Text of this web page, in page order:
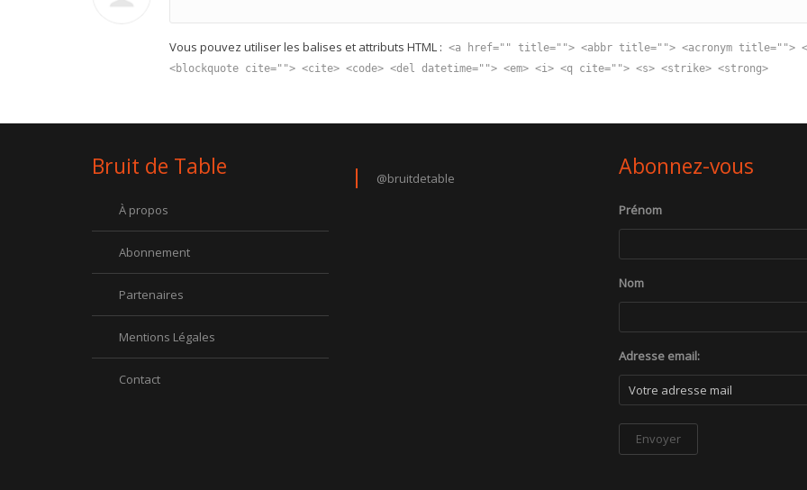
Vous pouvez utiliser les balises et attributs HTML : <a href="" title=""> <abbr title=""> <acronym title="">
<blockquote cite=""> <cite> <code> <del datetime=""> <em> <i> <q cite=""> <s> <strike> <strong>
Bruit de Table
À propos
Abonnement
Partenaires
Mentions Légales
Contact
@bruitdetable Abonnez-vous
Prénom
Nom
Adresse email: